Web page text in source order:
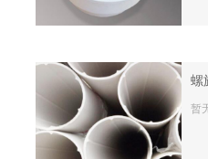
螺
暂